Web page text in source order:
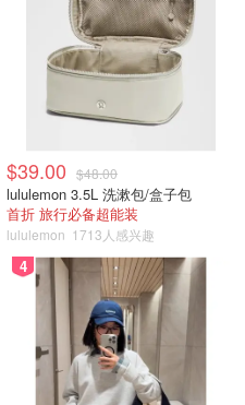
$39.00 $48.00
lululemon 3.5L 洗漱包/盒子包
首折 旅行必备超能装
lululemon 1713人感兴趣
4